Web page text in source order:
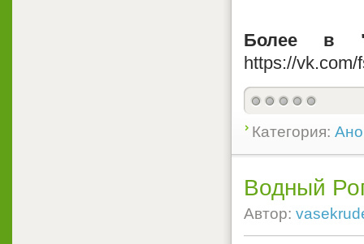
Более в
https://vk.com/
Категория:
Водный
Автор: